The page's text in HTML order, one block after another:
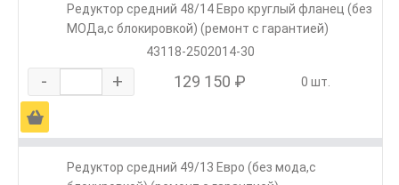
Редуктор средний 48/14 Евро круглый фланец (без
МОДа,с блокировкой) (ремонт с гарантией)
43118-2502014-30
- + 129 150 ₽ 0 шт.
Ä
Редуктор средний 49/13 Евро (без мода,с